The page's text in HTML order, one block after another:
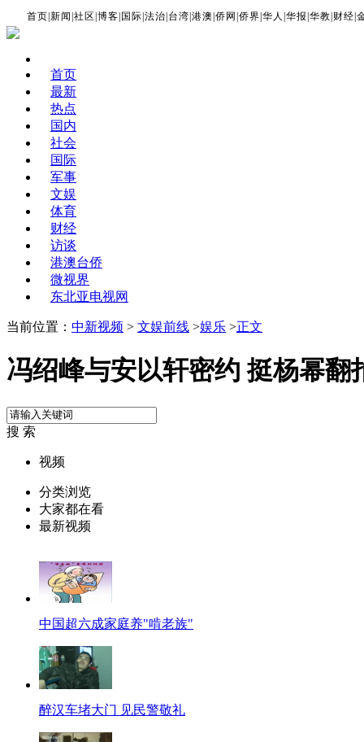
首页 |新闻 |社区 |博客 国际 |法治 台湾 |港澳 |侨网 |侨界 |华人 |华报 |华教 财经 |
首页
最新
热点
国内
社会
国际
军事
文娱
体育
财经
访谈
港澳台侨
微视界
东北亚电视网
当前位置： 中新视频 > 文娱前线 >娱乐 >正文
冯绍峰与安以轩密约 挺杨幂翻
搜 索
视频
分类浏览
大家都在看
最新视频
中国超六成家庭养"啃老族"
醉汉车堵大门 见民警敬礼